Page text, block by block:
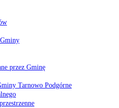
przez Gminę
Tarnowo Podgórne